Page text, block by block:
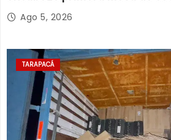
retiro de cables en desuso en
Ago 5, 2026
TARAPACÁ